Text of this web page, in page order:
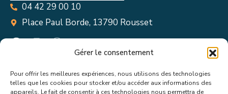
Gérer le consentement
Pour offrir les meilleures expériences, nous utilisons des technologies
telles que les cookies pour stocker et/ou accéder aux informations des
appareils. Le fait de consentir à ces technologies nous permettra de
04 42 29 00 10
Place Paul Borde, 13790 Rousset
Suivez toutes les informations &